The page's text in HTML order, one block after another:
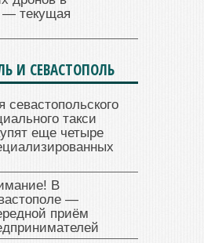
— текущая
И СЕВАСТОПОЛЬ
севастопольского
такси
еще четыре
В
—
приём